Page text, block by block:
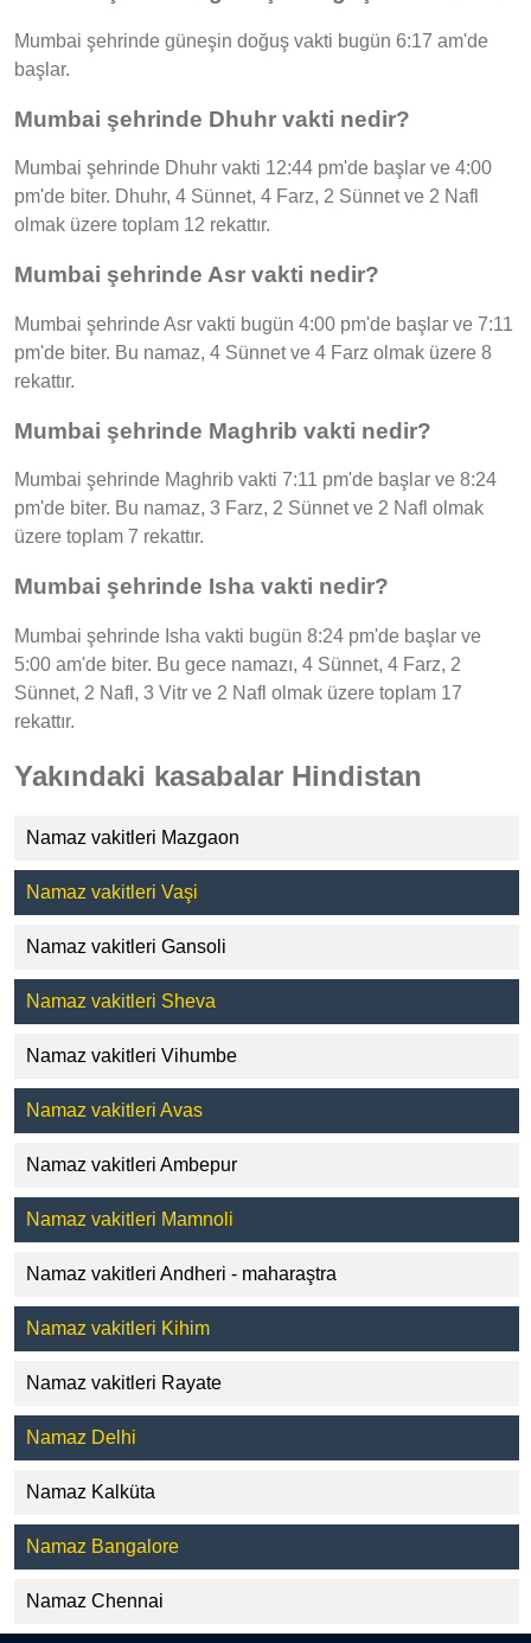
Mumbai şehrinde güneşin doğuş vakti bugün 6:17 am'de
başlar.
Mumbai şehrinde Dhuhr vakti nedir?
Mumbai şehrinde Dhuhr vakti 12:44 pm'de başlar ve 4:00
pm'de biter. Dhuhr, 4 Sünnet, 4 Farz, 2 Sünnet ve 2 Nafl
olmak üzere toplam 12 rekattır.
Mumbai şehrinde Asr vakti nedir?
Mumbai şehrinde Asr vakti bugün 4:00 pm'de başlar ve 7:11
pm'de biter. Bu namaz, 4 Sünnet ve 4 Farz olmak üzere 8
rekattır.
Mumbai şehrinde Maghrib vakti nedir?
Mumbai şehrinde Maghrib vakti 7:11 pm'de başlar ve 8:24
pm'de biter. Bu namaz, 3 Farz, 2 Sünnet ve 2 Nafl olmak
üzere toplam 7 rekattır.
Mumbai şehrinde Isha vakti nedir?
Mumbai şehrinde Isha vakti bugün 8:24 pm'de başlar ve
5:00 am'de biter. Bu gece namazı, 4 Sünnet, 4 Farz, 2
Sünnet, 2 Nafl, 3 Vitr ve 2 Nafl olmak üzere toplam 17
rekattır.
Yakındaki kasabalar Hindistan
Namaz vakitleri Mazgaon
Namaz vakitleri Vaşi
Namaz vakitleri Gansoli
Namaz vakitleri Sheva
Namaz vakitleri Vihumbe
Namaz vakitleri Avas
Namaz vakitleri Ambepur
Namaz vakitleri Mamnoli
Namaz vakitleri Andheri - maharaştra
Namaz vakitleri Kihim
Namaz vakitleri Rayate
Namaz Delhi
Namaz Kalküta
Namaz Bangalore
Namaz Chennai